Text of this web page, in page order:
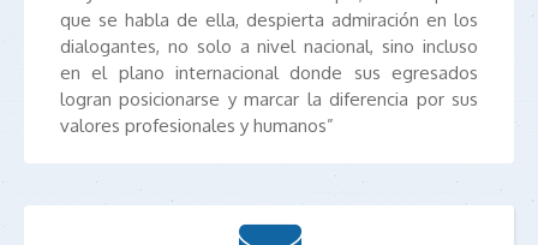
que se habla de ella, despierta admiración en los
dialogantes, no solo a nivel nacional, sino incluso
en el plano internacional donde sus egresados
logran posicionarse y marcar la diferencia por sus
valores profesionales y humanos”